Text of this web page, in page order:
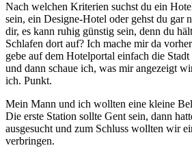
Nach welchen Kriterien suchst du ein
sein, ein Designe-Hotel oder gehst du gar
dir, es kann ruhig günstig sein, denn du
Schlafen dort auf? Ich mache mir da
gebe auf dem Hotelportal einfach die
und dann schaue ich, was mir angezeigt
ich. Punkt.
Mein Mann und ich wollten eine kleine
Die erste Station sollte Gent sein, dann
ausgesucht und zum Schluss wollten wir
verbringen.